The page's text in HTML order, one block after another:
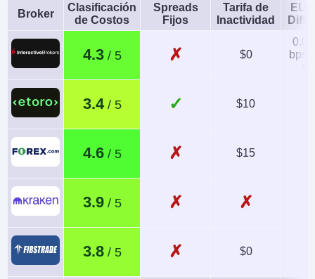
Broker
Clasificación
de Costos
Spreads
Fijos
Tarifa de
Inactividad
4.3 ✗ $0
bps
3.4 ✓ $10
4.6 ✗ $15
3.9 ✗ ✗
3.8 ✗ $0